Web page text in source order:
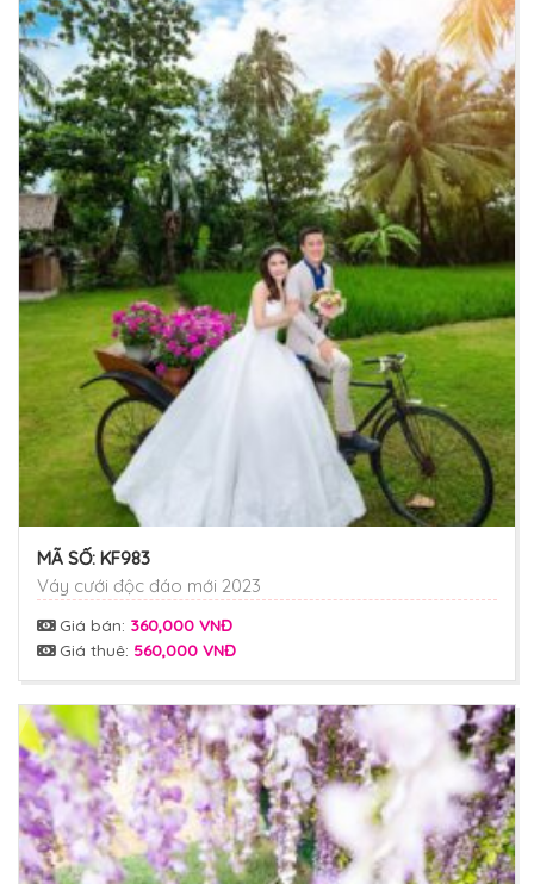
MÃ SỐ: KF983
Váy cưới độc đáo mới 2023
Giá bán: 360,000 VNĐ
Giá thuê: 560,000 VNĐ